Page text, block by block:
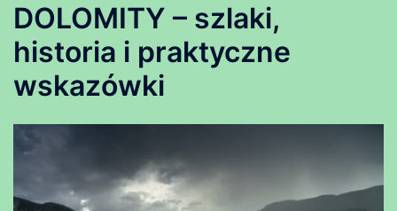
DOLOMITY – szlaki,
historia i praktyczne
wskazówki